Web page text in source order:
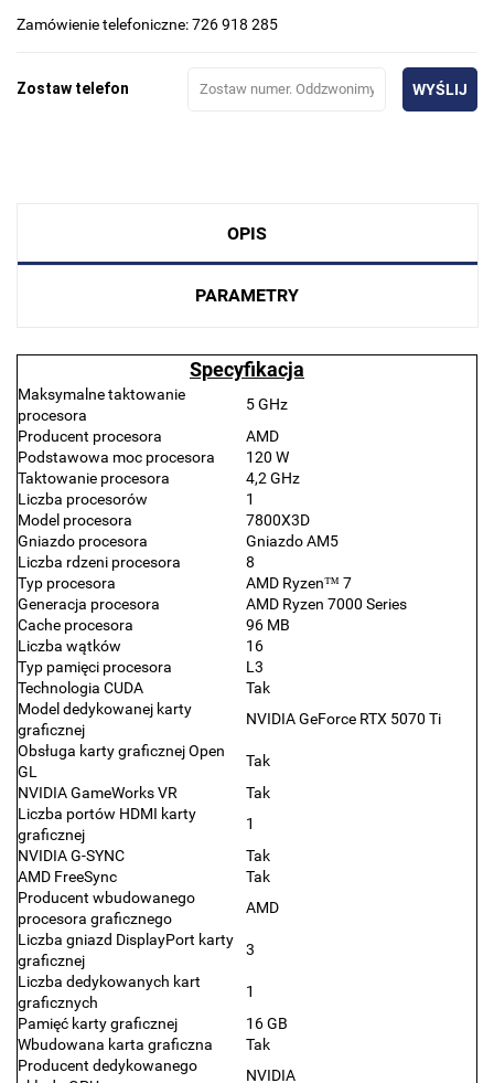
Zamówienie telefoniczne: 726 918 285
Zostaw telefon WYŚLIJ
OPIS
PARAMETRY
Specyfikacja
Maksymalne taktowanie
procesora
5 GHz
Producent procesora
AMD
Podstawowa moc procesora
120 W
Taktowanie procesora
4,2 GHz
Liczba procesorów
1
Model procesora
7800X3D
Gniazdo procesora
Gniazdo AM5
Liczba rdzeni procesora
8
Typ procesora
AMD Ryzen™ 7
Generacja procesora
AMD Ryzen 7000 Series
Cache procesora
96 MB
Liczba wątków
16
Typ pamięci procesora
L3
Technologia CUDA
Tak
Model dedykowanej karty
graficznej
NVIDIA GeForce RTX 5070 Ti
Obsługa karty graficznej Open
GL
Tak
NVIDIA GameWorks VR
Tak
Liczba portów HDMI karty
graficznej
1
NVIDIA G-SYNC
Tak
AMD FreeSync
Tak
Producent wbudowanego
procesora graficznego
AMD
Liczba gniazd DisplayPort karty
graficznej
3
Liczba dedykowanych kart
graficznych
1
Pamięć karty graficznej
16 GB
Wbudowana karta graficzna
Tak
Producent dedykowanego
NVIDIA